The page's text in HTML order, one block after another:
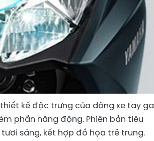
kế đặc trưng của dòng xe tay ga
phần năng động. Phiên bản tiêu
sáng, kết hợp đồ họa trẻ trung.